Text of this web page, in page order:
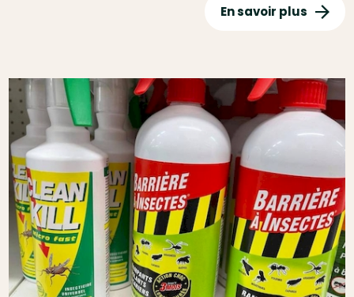
En savoir plus